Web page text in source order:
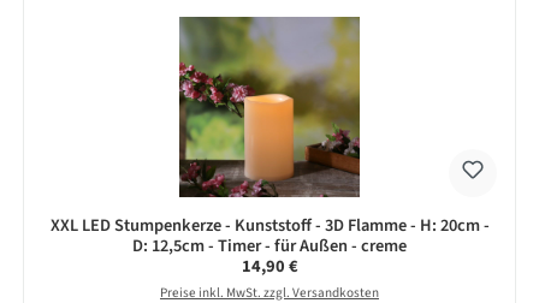
XXL LED Stumpenkerze - Kunststoff - 3D Flamme - H: 20cm -
D: 12,5cm - Timer - für Außen - creme
Regulärer Preis:
14,90 €
Preise inkl. MwSt. zzgl. Versandkosten